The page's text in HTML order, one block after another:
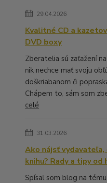
29.04.2026
Kvalitné CD a
DVD boxy
Zberatelia sú zaťažení
nik nechce mať svoju
doškriabanom či
Chápem to, sám som
celé
31.03.2026
Ako nájsť vydavateľa,
knihu? Rady a tipy od
Spísal som blog na tému